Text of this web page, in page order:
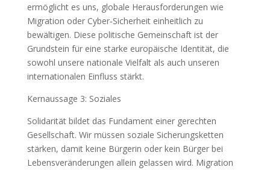
ermöglicht es uns, globale Herausforderungen wie
Migration oder Cyber‑Sicherheit einheitlich zu
bewältigen. Diese politische Gemeinschaft ist der
Grundstein für eine starke europäische Identität, die
sowohl unsere nationale Vielfalt als auch unseren
internationalen Einfluss stärkt.
Kernaussage 3: Soziales
Solidarität bildet das Fundament einer gerechten
Gesellschaft. Wir müssen soziale Sicherungsketten
stärken, damit keine Bürgerin oder kein Bürger bei
Lebensveränderungen allein gelassen wird. Migration